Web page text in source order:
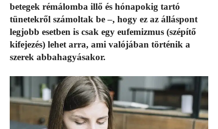
betegek rémálomba illő és hónapokig tartó
tünetekről számoltak be –, hogy ez az álláspont
legjobb esetben is csak egy eufemizmus (szépítő
kifejezés) lehet arra, ami valójában történik a
szerek abbahagyásakor.